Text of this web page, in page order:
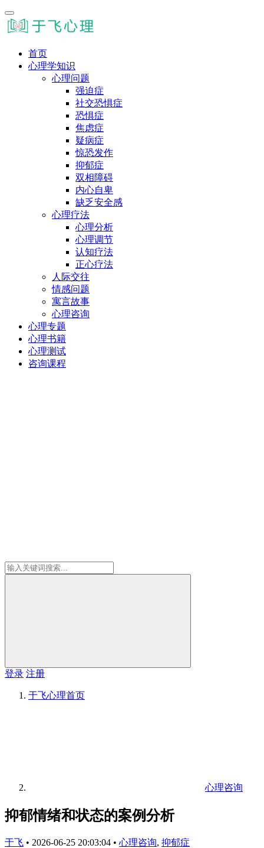
首页
心理学知识
心理问题
强迫症
社交恐惧症
恐惧症
焦虑症
疑病症
惊恐发作
抑郁症
双相障碍
内心自卑
缺乏安全感
心理疗法
心理分析
心理调节
认知疗法
正心疗法
人际交往
情感问题
寓言故事
心理咨询
心理专题
心理书籍
心理测试
咨询课程
登录 注册
于飞心理首页
心理咨询
抑郁情绪和状态的案例分析
于飞 • 2026-06-25 20:03:04 • 心理咨询, 抑郁症